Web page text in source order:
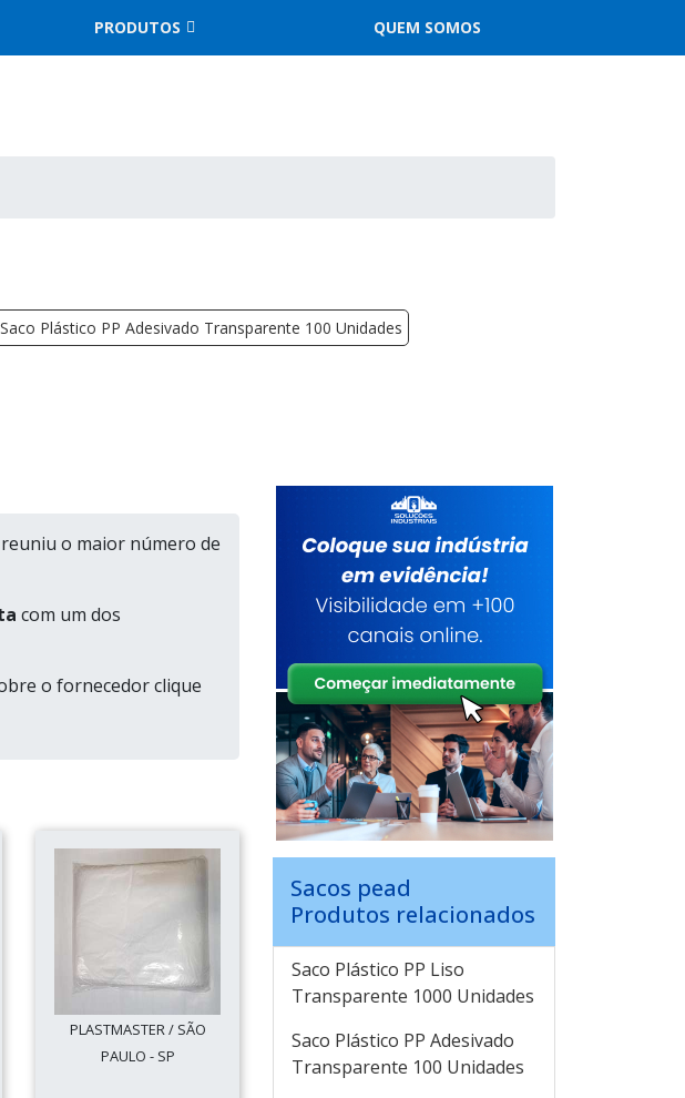
PRODUTOS QUEM SOMOS
Saco Plástico PP Adesivado Transparente 100 Unidades
o maior número de
com um dos
o fornecedor clique
PLASTMASTER / SÃO
PAULO - SP
Sacos pead
Produtos relacionados
Saco Plástico PP Liso
Transparente 1000 Unidades
Saco Plástico PP Adesivado
Transparente 100 Unidades